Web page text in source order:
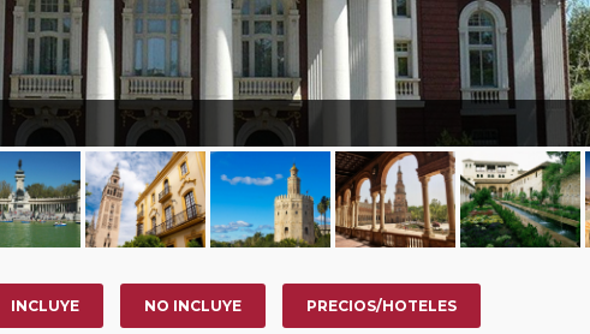
INCLUYE NO INCLUYE PRECIOS/HOTELES